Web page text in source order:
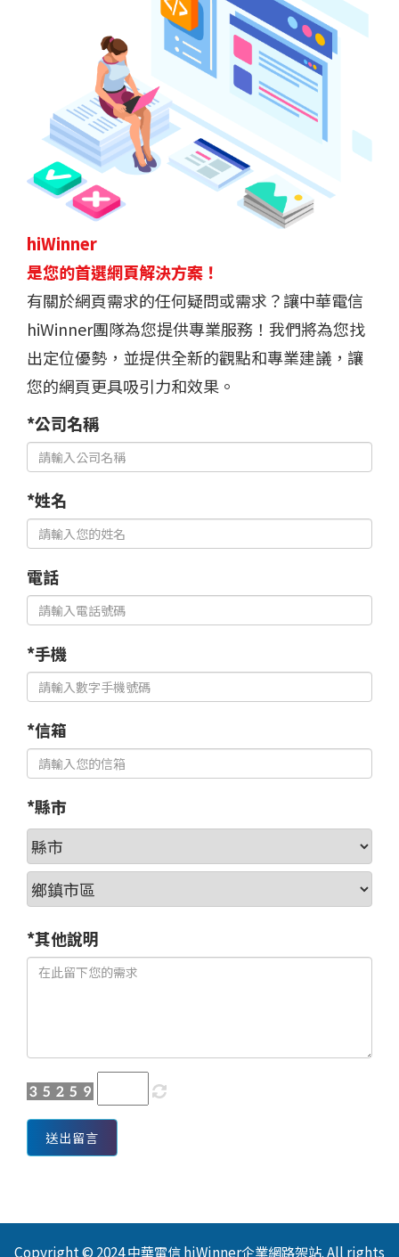
hiWinner
是您的首選網頁解決方案！
有關於網頁需求的任何疑問或需求？讓中華電信
hiWinner團隊為您提供專業服務！我們將為您找
出定位優勢，並提供全新的觀點和專業建議，讓
您的網頁更具吸引力和效果。
*公司名稱
*姓名
電話
*手機
*信箱
*縣市
*其他說明
送出留言
Copyright © 2024 中華電信 hiWinner企業網路架站. All rights